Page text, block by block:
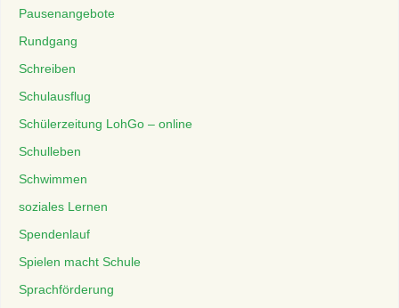
Pausenangebote
Rundgang
Schreiben
Schulausflug
Schülerzeitung LohGo – online
Schulleben
Schwimmen
soziales Lernen
Spendenlauf
Spielen macht Schule
Sprachförderung